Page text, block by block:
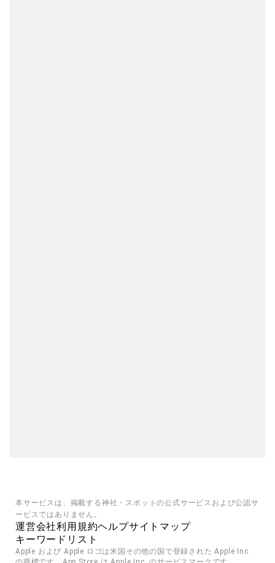
本サービスは、掲載する神社・スポットの公式サービスおよび公認サ
ービスではありません。
運営会社利用規約ヘルプサイトマップ
キーワードリスト
Apple および Apple ロゴは米国その他の国で登録された Apple Inc.